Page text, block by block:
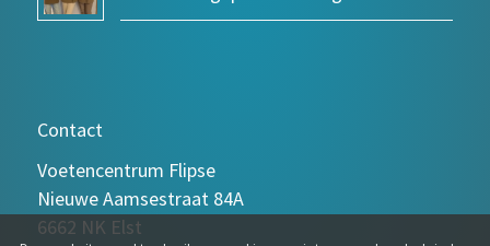
Contact
Voetencentrum Flipse
Nieuwe Aamsestraat 84A
6662 NK Elst